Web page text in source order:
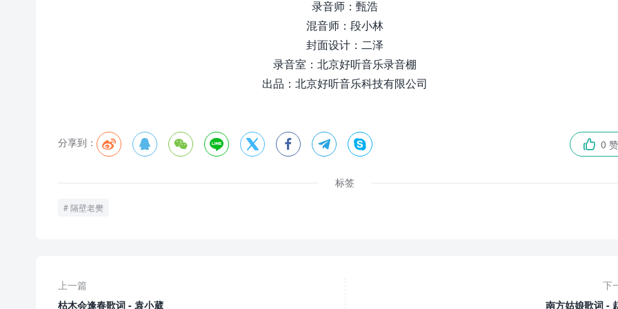
录音师：甄浩
混音师：段小林
封面设计：二泽
录音室：北京好听音乐录音棚
出品：北京好听音乐科技有限公司
分享到：          0 赞
标签
隔壁老樊
上一篇
枯木会逢春歌词 - 袁小葳
下
南方姑娘歌词 -